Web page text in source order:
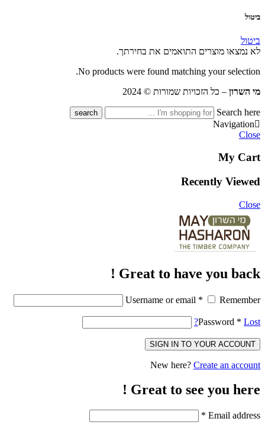
ביטול
ביטול
לא נמצאו מוצרים התואמים את בחירתך.
No products were found matching your selection.
מי השרון – כל הזכויות שמורות © 2024
Search here
Navigation
Close
My Cart
Recently Viewed
Close
Great to have you back !
Username or email * Remember
Password * Lost?
SIGN IN TO YOUR ACCOUNT
New here? Create an account
Great to see you here !
Email address
*